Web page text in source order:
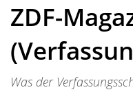
ZDF-
Was der